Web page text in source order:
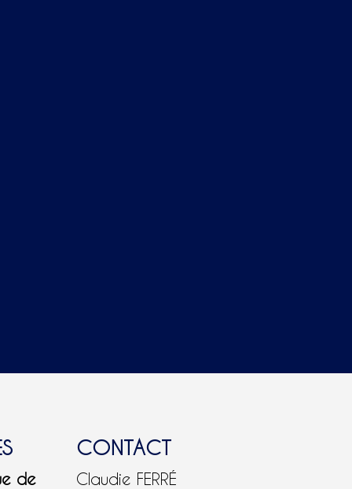
de
CONTACT
Claudie FERRÉ